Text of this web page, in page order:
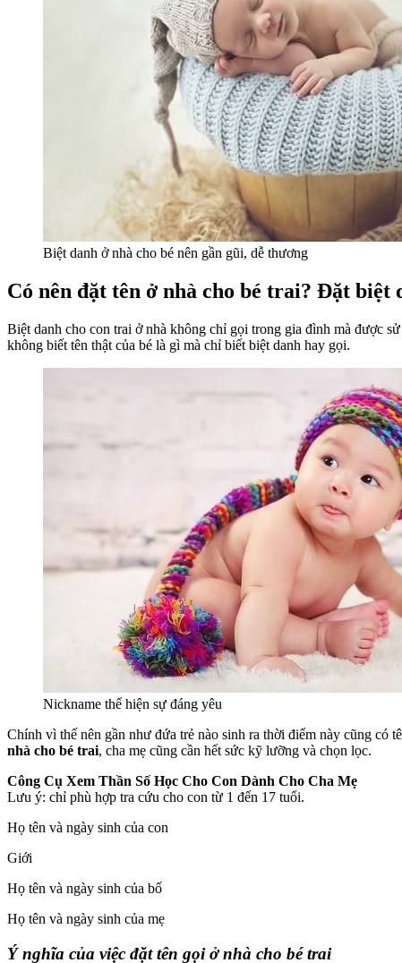
Biệt danh ở nhà cho bé nên gần gũi, dễ thương
Có nên đặt tên ở nhà cho bé trai? Đặt biệt
Biệt danh cho con trai ở nhà không chỉ gọi trong gia đình mà được
không biết tên thật của bé là gì mà chỉ biết biệt danh hay gọi.
Nickname thể hiện sự đáng yêu
Chính vì thế nên gần như đứa trẻ nào sinh ra thời điểm này cũng có
nhà cho bé trai, cha mẹ cũng cần hết sức kỹ lưỡng và chọn lọc.
Công Cụ Xem Thần Số Học Cho Con Dành Cho Cha Mẹ
Lưu ý: chỉ phù hợp tra cứu cho con từ 1 đến 17 tuổi.
Họ tên và ngày sinh của con
Giới
Họ tên và ngày sinh của bố
Họ tên và ngày sinh của mẹ
Ý nghĩa của việc đặt tên gọi ở nhà cho bé trai